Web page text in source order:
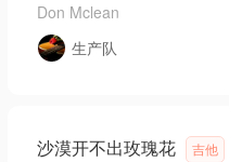
Don Mclean
生产队
沙漠开不出玫瑰花 吉他